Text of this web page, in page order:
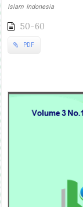
Islam Indonesia
50-60
PDF